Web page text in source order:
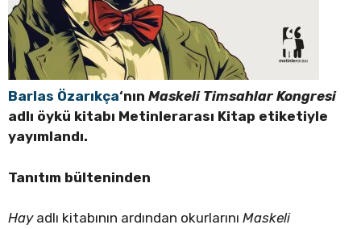
Barlas Özarıkça‘nın Maskeli Timsahlar Kongresi
adlı öykü kitabı Metinlerarası Kitap etiketiyle
yayımlandı.
Tanıtım bülteninden
Hay adlı kitabının ardından okurlarını Maskeli